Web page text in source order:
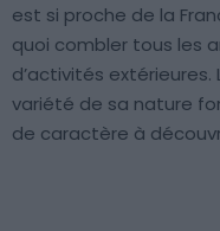
est si proche de la
quoi combler tous les
d’activités
variété de sa nature
de caractère à